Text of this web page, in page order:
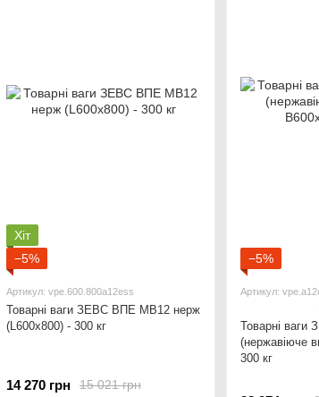
Хіт
−5%
Артикул: vpe.600.800a12ess
Товарні ваги ЗЕВС ВПЕ МВ12 нерж
(L600x800) - 300 кг
15 021 грн
14 270 грн
−5%
Артикул:
Товарні
(нержавіюче
300 кг